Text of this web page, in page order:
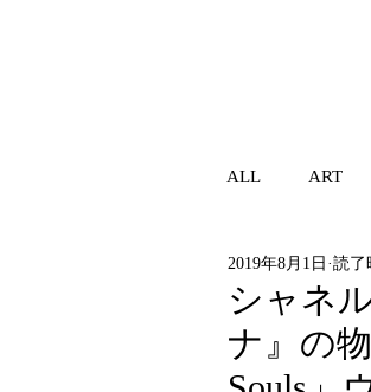
ALL ART
CULTURE
シャネ
ナ』の
2019年8月1日 読了